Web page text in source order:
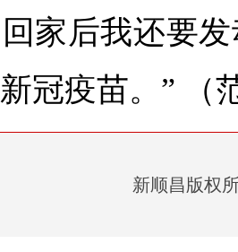
家后我还要
冠疫苗。”
新顺昌版权